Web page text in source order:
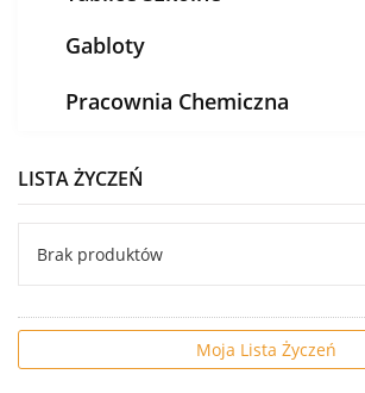
Gabloty
Pracownia Chemiczna
LISTA ŻYCZEŃ
Brak produktów
Moja Lista Życzeń